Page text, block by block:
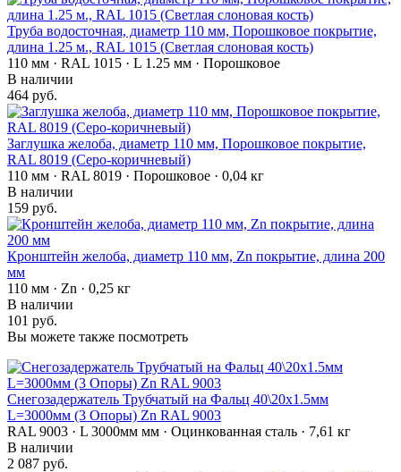
Труба водосточная, диаметр 110 мм, Порошковое покрытие,
длина 1.25 м., RAL 1015 (Светлая слоновая кость)
110 мм · RAL 1015 · L 1.25 мм · Порошковое
В наличии
464 руб.
Заглушка желоба, диаметр 110 мм, Порошковое покрытие,
RAL 8019 (Серо-коричневый)
110 мм · RAL 8019 · Порошковое · 0,04 кг
В наличии
159 руб.
Кронштейн желоба, диаметр 110 мм, Zn покрытие, длина 200
мм
110 мм · Zn · 0,25 кг
В наличии
101 руб.
Вы можете также посмотреть
Снегозадержатель Трубчатый на Фальц 40\20х1.5мм
L=3000мм (3 Опоры) Zn RAL 9003
RAL 9003 · L 3000мм мм · Оцинкованная сталь · 7,61 кг
В наличии
2 087 руб.